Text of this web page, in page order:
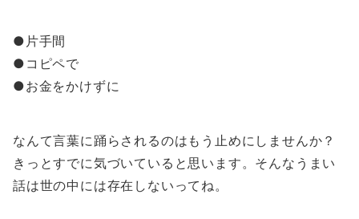
●片手間
●コピペで
●お金をかけずに
なんて言葉に踊らされるのはもう止めにしませんか？
きっとすでに気づいていると思います。そんなうまい
話は世の中には存在しないってね。